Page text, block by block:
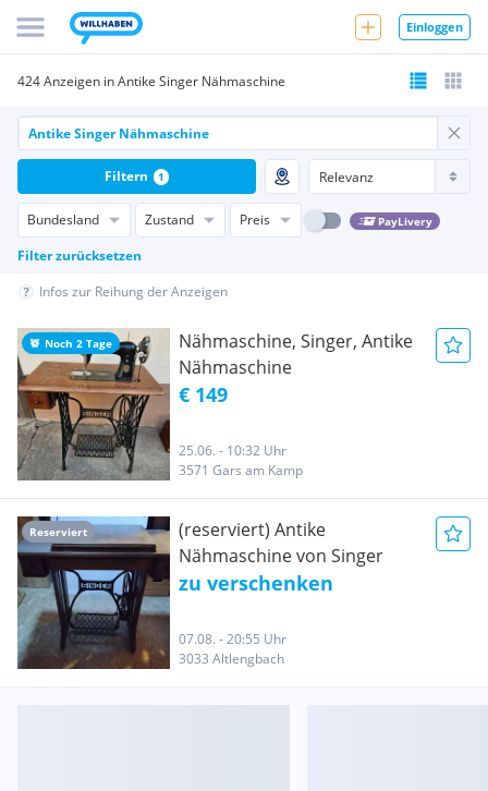
Einloggen
424 Anzeigen in Antike Singer Nähmaschine
Bundesland Zustand Preis PayLivery
Filter zurücksetzen
Filtern 1
Infos zur Reihung der Anzeigen
Noch 2 Tage
Nähmaschine, Singer, Antike
Nähmaschine
€ 149
25.06. - 10:32 Uhr
3571 Gars am Kamp
Reserviert
(reserviert) Antike
Nähmaschine von Singer
zu verschenken
07.08. - 20:55 Uhr
3033 Altlengbach